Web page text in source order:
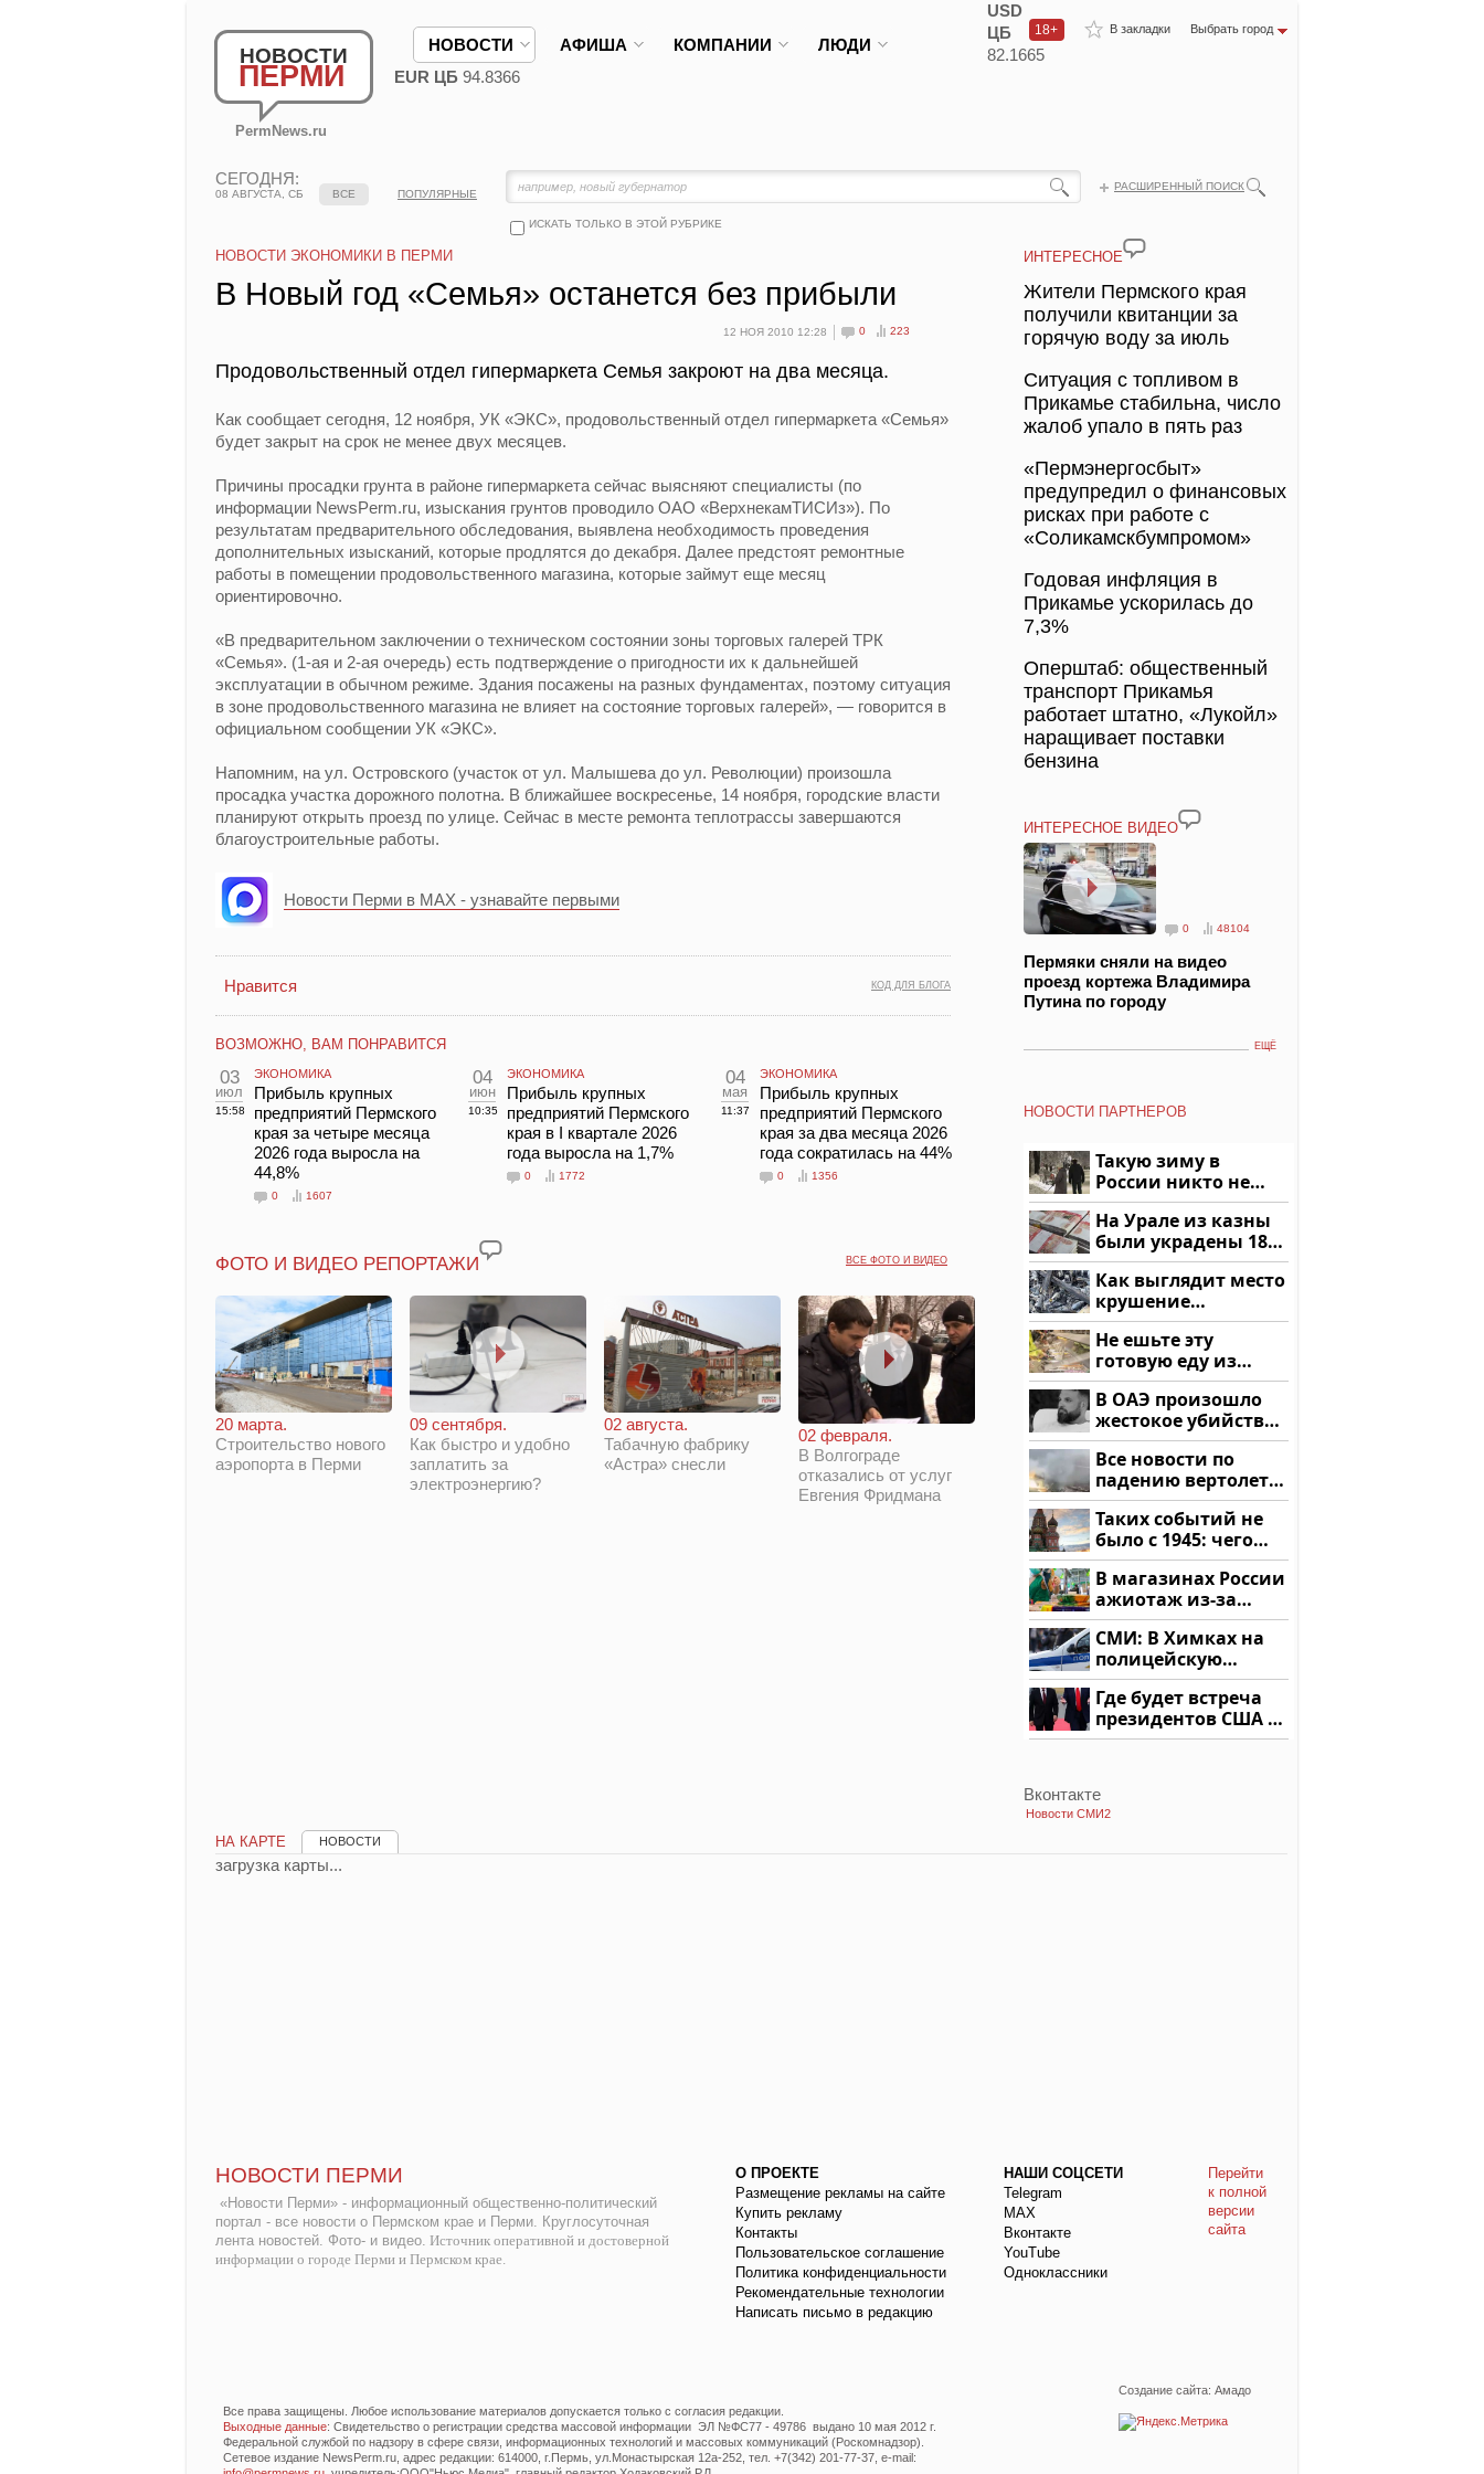
НОВОСТИ
ПЕРМИ
PermNews.ru
В закладки Выбрать город
18+
НОВОСТИ АФИША КОМПАНИИ ЛЮДИ
USD
ЦБ
82.1665
EUR ЦБ 94.8366
СЕГОДНЯ:
08 АВГУСТА, СБ
РАСШИРЕННЫЙ ПОИСК
ИСКАТЬ ТОЛЬКО В ЭТОЙ РУБРИКЕ
ВСЕ ПОПУЛЯРНЫЕ
НОВОСТИ ЭКОНОМИКИ В ПЕРМИ
В Новый год «Семья» останется без прибыли
12 НОЯ 2010 12:28 0 223
Продовольственный отдел гипермаркета Семья закроют на два месяца.
Как сообщает сегодня, 12 ноября, УК «ЭКС», продовольственный отдел гипермаркета «Семья»
будет закрыт на срок не менее двух месяцев.
Причины просадки грунта в районе гипермаркета сейчас выясняют специалисты (по
информации NewsPerm.ru, изыскания грунтов проводило ОАО «ВерхнекамТИСИз»). По
результатам предварительного обследования, выявлена необходимость проведения
дополнительных изысканий, которые продлятся до декабря. Далее предстоят ремонтные
работы в помещении продовольственного магазина, которые займут еще месяц
ориентировочно.
«В предварительном заключении о техническом состоянии зоны торговых галерей ТРК
«Семья». (1-ая и 2-ая очередь) есть подтверждение о пригодности их к дальнейшей
эксплуатации в обычном режиме. Здания посажены на разных фундаментах, поэтому ситуация
в зоне продовольственного магазина не влияет на состояние торговых галерей», — говорится в
официальном сообщении УК «ЭКС».
Напомним, на ул. Островского (участок от ул. Малышева до ул. Революции) произошла
просадка участка дорожного полотна. В ближайшее воскресенье, 14 ноября, городские власти
планируют открыть проезд по улице. Сейчас в месте ремонта теплотрассы завершаются
благоустроительные работы.
Новости Перми в MAX - узнавайте первыми
КОД ДЛЯ БЛОГА
Нравится
ВОЗМОЖНО, ВАМ ПОНРАВИТСЯ
03
июл
15:58
ЭКОНОМИКА
Прибыль крупных
предприятий Пермского
края за четыре месяца
2026 года выросла на
44,8%
0 1607
04
июн
10:35
ЭКОНОМИКА
Прибыль крупных
предприятий Пермского
края в I квартале 2026
года выросла на 1,7%
0 1772
04
мая
11:37
ЭКОНОМИКА
Прибыль крупных
предприятий Пермского
края за два месяца 2026
года сократилась на 44%
0 1356
ВСЕ ФОТО И ВИДЕО
ФОТО И ВИДЕО РЕПОРТАЖИ
20 марта.
Строительство нового
аэропорта в Перми
09 сентября.
Как быстро и удобно
заплатить за
электроэнергию?
02 августа.
Табачную фабрику
«Астра» снесли
02 февраля.
В Волгограде
отказались от услуг
Евгения Фридмана
ИНТЕРЕСНОЕ
Жители Пермского края
получили квитанции за
горячую воду за июль
Ситуация с топливом в
Прикамье стабильна, число
жалоб упало в пять раз
«Пермэнергосбыт»
предупредил о финансовых
рисках при работе с
«Соликамскбумпромом»
Годовая инфляция в
Прикамье ускорилась до
7,3%
Оперштаб: общественный
транспорт Прикамья
работает штатно, «Лукойл»
наращивает поставки
бензина
ИНТЕРЕСНОЕ ВИДЕО
0 48104
Пермяки сняли на видео
проезд кортежа Владимира
Путина по городу
ЕЩЁ
НОВОСТИ ПАРТНЕРОВ
Такую зиму в
России никто не
ждал: как так?!
На Урале из казны
были украдены 18
миллионов рублей
Как выглядит место
крушение
вертолета на
Кавказе: смотреть
Не ешьте эту
готовую еду из
магазина: список
В ОАЭ произошло
жестокое убийство
криптомиллионера
Все новости по
падению вертолета
на Кавказе: читать
здесь
Таких событий не
было с 1945: чего
ждать всем нам?
В магазинах России
ажиотаж из-за
этого продукта: что
купить?
СМИ: В Химках на
полицейскую
машину напали и
подожгли.
Где будет встреча
президентов США и
России: Европа?
Вконтакте
Новости СМИ2
НА КАРТЕ НОВОСТИ
загрузка карты...
НОВОСТИ ПЕРМИ
«Новости Перми» - информационный общественно-политический
портал - все новости о Пермском крае и Перми. Круглосуточная
лента новостей. Фото- и видео. Источник оперативной и достоверной
информации о городе Перми и Пермском крае.
О ПРОЕКТЕ
Размещение рекламы на сайте
Купить рекламу
Контакты
Пользовательское соглашение
Политика конфиденциальности
Рекомендательные технологии
Написать письмо в редакцию
НАШИ СОЦСЕТИ
Telegram
МАХ
Вконтакте
YouTube
Одноклассники
Перейти
к полной
версии
сайта
Создание сайта: Амадо
Все права защищены. Любое использование материалов допускается только с согласия редакции.
Выходные данные: Свидетельство о регистрации средства массовой информации ЭЛ №ФС77 - 49786 выдано 10 мая 2012 г.
Федеральной службой по надзору в сфере связи, информационных технологий и массовых коммуникаций (Роскомнадзор).
Сетевое издание NewsPerm.ru, адрес редакции: 614000, г.Пермь, ул.Монастырская 12а-252, тел. +7(342) 201-77-37, e-mail: